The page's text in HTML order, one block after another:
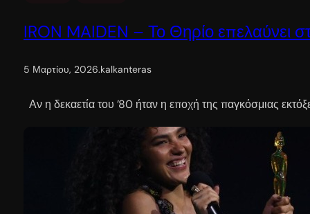
IRON MAIDEN – Το Θηρίο επελαύνει
5 Μαρτίου, 2026.kalkanteras
Αν η δεκαετία του ’80 ήταν η εποχή της παγκόσμιας